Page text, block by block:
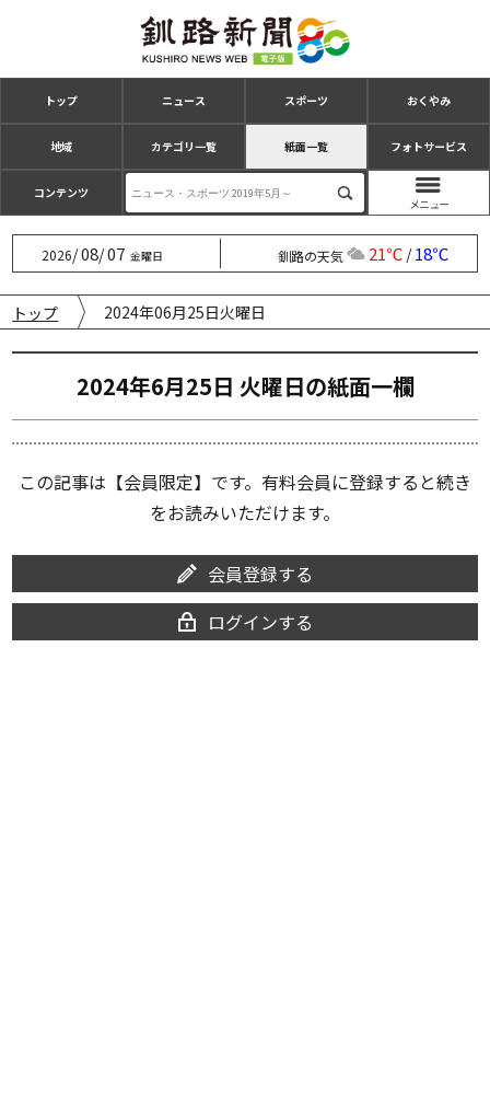
トップ ニュース スポーツ おくやみ
地域 カテゴリ一覧 紙面一覧 フォトサービス
コンテンツ
2026/08/07 金曜日 釧路の天気 21℃/18℃
トップ 2024年06月25日火曜日
2024年6月25日 火曜日の紙⾯⼀欄
この記事は【会員限定】です。有料会員に登録すると続き
をお読みいただけます。
会員登録する
ログインする